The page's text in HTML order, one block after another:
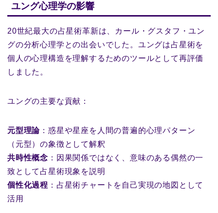
ユング心理学の影響
20世紀最大の占星術革新は、カール・グスタフ・ユン
グの分析心理学との出会いでした。ユングは占星術を
個人の心理構造を理解するためのツールとして再評価
しました。
ユングの主要な貢献：
元型理論 ：惑星や星座を人間の普遍的心理パターン
（元型）の象徴として解釈
共時性概念 ：因果関係ではなく、意味のある偶然の一
致として占星術現象を説明
個性化過程 ：占星術チャートを自己実現の地図として
活用